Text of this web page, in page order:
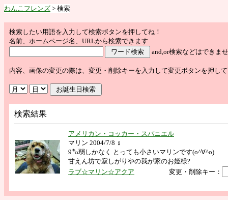
わんこフレンズ > 検索
検索したい用語を入力して検索ボタンを押してね！
名前、ホームページ名、URLから検索できます
and,or検索などはできま
内容、画像の変更の際は、変更・削除キーを入力して変更ボタンを押し
検索結果
アメリカン・コッカー・スパニエル
マリン 2004/7/8 ♀
9㌔弱しかなく とっても小さいマリンです(o^∀^o)
甘えん坊で寂しがりやの我が家のお姫様?
ラブ☆マリン☆アクア
変更・削除キー：